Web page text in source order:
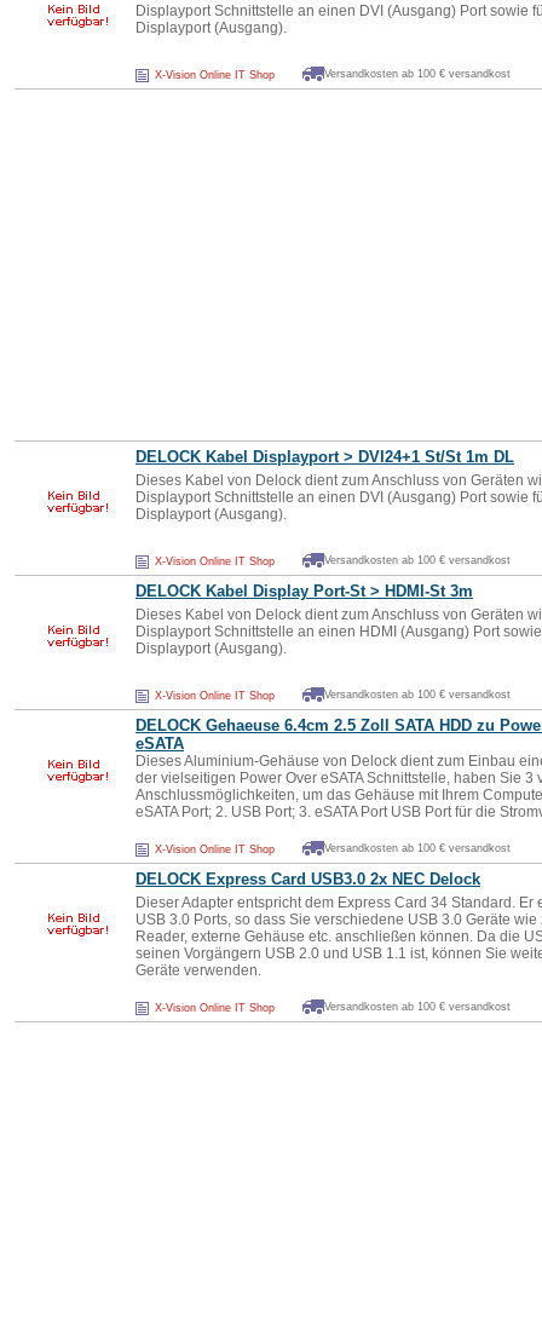
Displayport Schnittstelle an einen DVI (Ausgang) Port sowie
Displayport (Ausgang).
X-Vision Online IT Shop Versandkosten ab 100 € versandkost
DELOCK Kabel Displayport > DVI24+1 St/St 1m DL
Dieses Kabel von Delock dient zum Anschluss von Geräten
Displayport Schnittstelle an einen DVI (Ausgang) Port sowie
Displayport (Ausgang).
X-Vision Online IT Shop Versandkosten ab 100 € versandkost
DELOCK Kabel Display Port-St > HDMI-St 3m
Dieses Kabel von Delock dient zum Anschluss von Geräten
Displayport Schnittstelle an einen HDMI (Ausgang) Port
Displayport (Ausgang).
X-Vision Online IT Shop Versandkosten ab 100 € versandkost
DELOCK Gehaeuse 6.4cm 2.5 Zoll SATA HDD zu
eSATA
Dieses Aluminium-Gehäuse von Delock dient zum Einbau
der vielseitigen Power Over eSATA Schnittstelle, haben Sie 3
Anschlussmöglichkeiten, um das Gehäuse mit Ihrem
eSATA Port; 2. USB Port; 3. eSATA Port USB Port für die
X-Vision Online IT Shop Versandkosten ab 100 € versandkost
DELOCK Express Card USB3.0 2x NEC Delock
Dieser Adapter entspricht dem Express Card 34 Standard.
USB 3.0 Ports, so dass Sie verschiedene USB 3.0 Geräte
Reader, externe Gehäuse etc. anschließen können. Da die
seinen Vorgängern USB 2.0 und USB 1.1 ist, können Sie
Geräte verwenden.
X-Vision Online IT Shop Versandkosten ab 100 € versandkost